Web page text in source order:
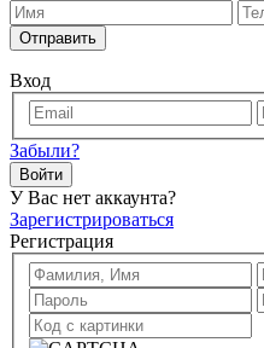
Отправить
Вход
Забыли?
Войти
У Вас нет аккаунта?
Зарегистрироваться
Регистрация